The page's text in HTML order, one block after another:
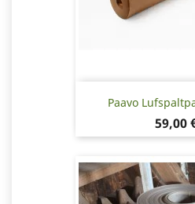
Paavo
Pris
59,00